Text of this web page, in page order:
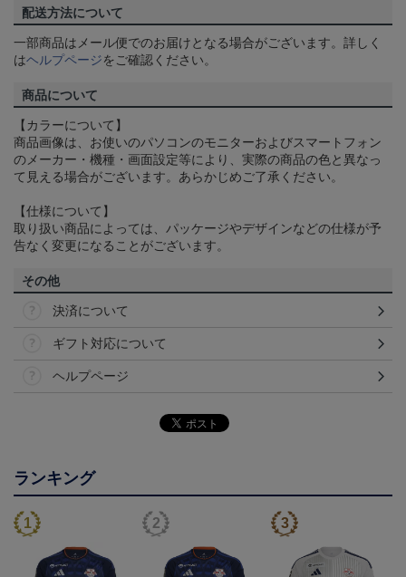
配送方法について
一部商品はメール便でのお届けとなる場合がございます。詳しく
はヘルプページをご確認ください。
商品について
【カラーについて】
商品画像は、お使いのパソコンのモニターおよびスマートフォン
のメーカー・機種・画面設定等により、実際の商品の色と異なっ
て見える場合がございます。あらかじめご了承ください。
【仕様について】
取り扱い商品によっては、パッケージやデザインなどの仕様が予
告なく変更になることがございます。
その他
決済について
ギフト対応について
ヘルプページ
ランキング